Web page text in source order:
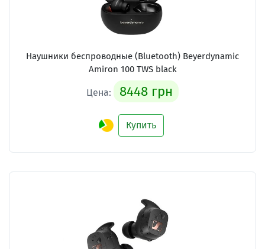
Наушники беспроводные (Bluetooth) Beyerdynamic
Amiron 100 TWS black
Цена: 8448 грн
Купить